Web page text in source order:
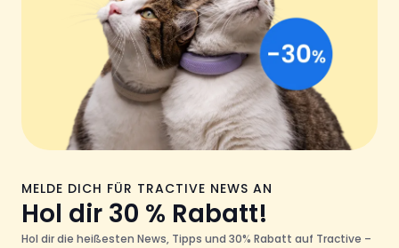
MELDE DICH FÜR TRACTIVE NEWS AN
Hol dir 30 % Rabatt!
Hol dir die heißesten News, Tipps und 30% Rabatt auf Tractive –